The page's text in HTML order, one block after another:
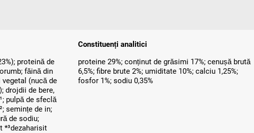
proteină de
făină din
vegetal (nucă de
drojdii de bere,
pulpă de sfeclă
semințe de in;
de sodiu;
*³dezaharisit
Constituenți analitici
proteine 29%; conținut de grăsimi 17%; cenușă brută
6,5%; fibre brute 2%; umiditate 10%; calciu 1,25%;
fosfor 1%; sodiu 0,35%